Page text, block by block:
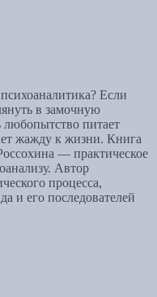
Если
в замочную
питает
жажду к жизни. Книга
— практическое
Автор
процесса,
и его последователей